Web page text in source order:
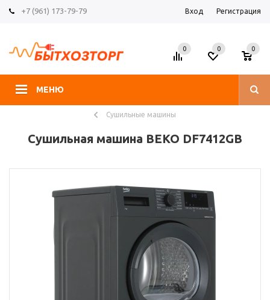
+7 (961) 173-79-79 Вход Регистрация
МЕНЮ
0 0 0
Сушильные машины
Сушильная машина BEKO DF7412GB